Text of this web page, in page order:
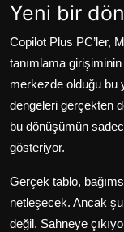
Yeni bir
Copilot Plus PC’ler,
tanımlama
merkezde olduğu bu
dengeleri gerçekten
bu dönüşümün
gösteriyor.
Gerçek tablo,
netleşecek. Ancak
değil. Sahneye